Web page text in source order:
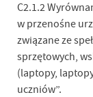
C2.1.2
w przenośne
związane ze
sprzętowych,
(laptopy,
uczniów”.